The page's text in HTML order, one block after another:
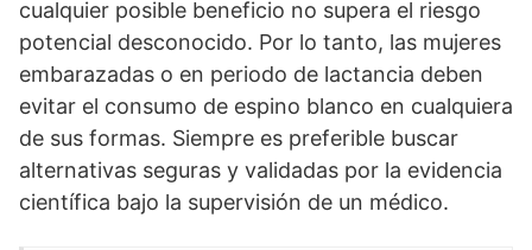
cualquier posible beneficio no supera el riesgo
potencial desconocido. Por lo tanto, las mujeres
embarazadas o en periodo de lactancia deben
evitar el consumo de espino blanco en cualquiera
de sus formas. Siempre es preferible buscar
alternativas seguras y validadas por la evidencia
científica bajo la supervisión de un médico.